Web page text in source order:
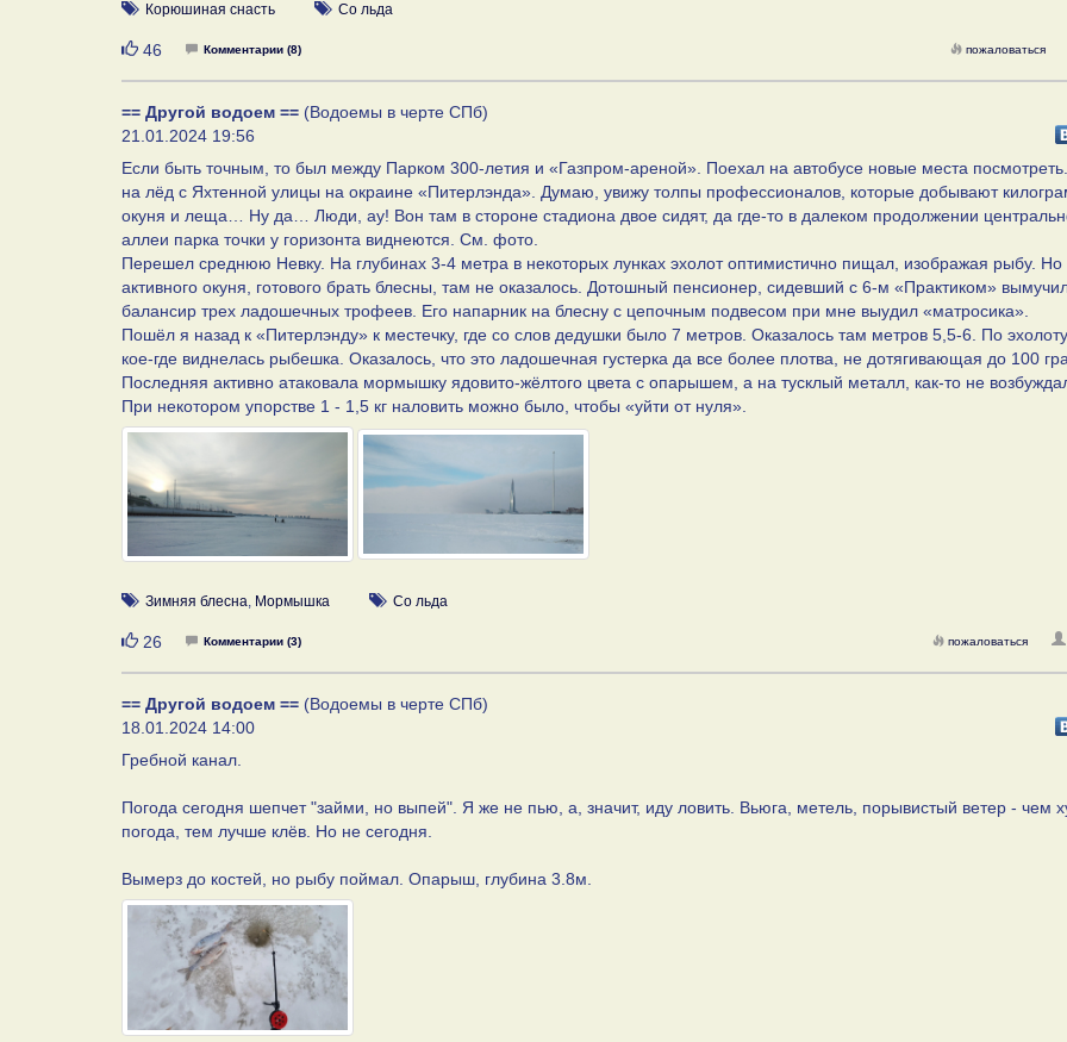
Корюшиная снасть Со льда
Нравится
46 Комментарии (8) пожаловаться
== Другой водоем == (Водоемы в черте СПб)
21.01.2024 19:56
Если быть точным, то был между Парком 300-летия и «Газпром-ареной». Поехал на автобусе новые места
на лёд с Яхтенной улицы на окраине «Питерлэнда». Думаю, увижу толпы профессионалов, которые добывают
окуня и леща… Ну да… Люди, ау! Вон там в стороне стадиона двое сидят, да где-то в далеком продолжении
аллеи парка точки у горизонта виднеются. См. фото.
Перешел среднюю Невку. На глубинах 3-4 метра в некоторых лунках эхолот оптимистично пищал, изображая рыбу. Но
активного окуня, готового брать блесны, там не оказалось. Дотошный пенсионер, сидевший с 6-м «Практиком»
балансир трех ладошечных трофеев. Его напарник на блесну с цепочным подвесом при мне выудил «матросика».
Пошёл я назад к «Питерлэнду» к местечку, где со слов дедушки было 7 метров. Оказалось там метров 5,5-6. По
кое-где виднелась рыбешка. Оказалось, что это ладошечная густерка да все более плотва, не дотягивающая до 100
Последняя активно атаковала мормышку ядовито-жёлтого цвета с опарышем, а на тусклый металл, как-то не
При некотором упорстве 1 - 1,5 кг наловить можно было, чтобы «уйти от нуля».
Зимняя блесна, Мормышка Со льда
Нравится
26 Комментарии (3) пожаловаться
== Другой водоем == (Водоемы в черте СПб)
18.01.2024 14:00
Гребной канал.
Погода сегодня шепчет "займи, но выпей". Я же не пью, а, значит, иду ловить. Вьюга, метель, порывистый ветер - чем
погода, тем лучше клёв. Но не сегодня.
Вымерз до костей, но рыбу поймал. Опарыш, глубина 3.8м.